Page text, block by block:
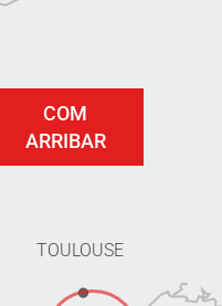
TOULOUSE
COM
ARRIBAR